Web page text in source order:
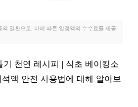
의 일환으로, 이에 따른 일정액의 수수료를 제공
기 천연 레시피 | 식초 베이킹소
액 안전 사용법에 대해 알아보